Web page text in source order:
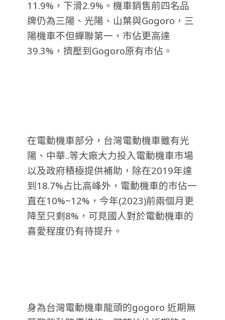
11.9%，下滑2.9%。機車銷售前四名品
牌仍為三陽、光陽、山葉與Gogoro，三
陽機車不但蟬聯第一，市佔更高達
39.3%，擠壓到Gogoro原有市佔。
在電動機車部分，台灣電動機車雖有光
陽、中華..等大廠大力投入電動機車市場
以及政府積極提供補助，除在2019年達
到18.7%占比高峰外，電動機車的市佔一
直在10%~12%，今年(2023)前兩個月更
降至只剩8%，可見國人對於電動機車的
喜愛程度仍有待提升。
身為台灣電動機車龍頭的gogoro 近期無